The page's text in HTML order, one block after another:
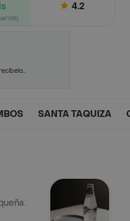
4.2
SANTA TAQUIZA